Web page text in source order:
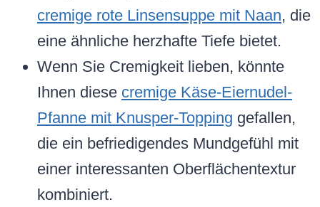
cremige rote Linsensuppe mit Naan, die
eine ähnliche herzhafte Tiefe bietet.
Wenn Sie Cremigkeit lieben, könnte
Ihnen diese cremige Käse-Eiernudel-
Pfanne mit Knusper-Topping gefallen,
die ein befriedigendes Mundgefühl mit
einer interessanten Oberflächentextur
kombiniert.